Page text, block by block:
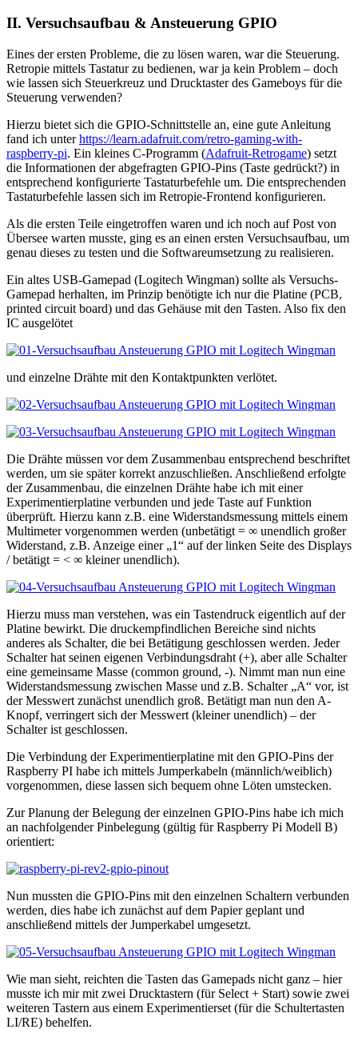
II. Versuchsaufbau & Ansteuerung GPIO
Eines der ersten Probleme, die zu lösen waren, war die Steuerung.
Retropie mittels Tastatur zu bedienen, war ja kein Problem – doch
wie lassen sich Steuerkreuz und Drucktaster des Gameboys für die
Steuerung verwenden?
Hierzu bietet sich die GPIO-Schnittstelle an, eine gute Anleitung
fand ich unterhttps://learn.adafruit.com/retro-gaming-with-
raspberry-pi. Ein kleines C-Programm (Adafruit-Retrogame) setzt
die Informationen der abgefragten GPIO-Pins (Taste gedrückt?) in
entsprechend konfigurierte Tastaturbefehle um. Die entsprechenden
Tastaturbefehle lassen sich im Retropie-Frontend konfigurieren.
Als die ersten Teile eingetroffen waren und ich noch auf Post von
Übersee warten musste, ging es an einen ersten Versuchsaufbau, um
genau dieses zu testen und die Softwareumsetzung zu realisieren.
Ein altes USB-Gamepad (Logitech Wingman) sollte als Versuchs-
Gamepad herhalten, im Prinzip benötigte ich nur die Platine (PCB,
printed circuit board) und das Gehäuse mit den Tasten. Also fix den
IC ausgelötet
und einzelne Drähte mit den Kontaktpunkten verlötet.
Die Drähte müssen vor dem Zusammenbau entsprechend beschriftet
werden, um sie später korrekt anzuschließen. Anschließend erfolgte
der Zusammenbau, die einzelnen Drähte habe ich mit einer
Experimentierplatine verbunden und jede Taste auf Funktion
überprüft. Hierzu kann z.B. eine Widerstandsmessung mittels einem
Multimeter vorgenommen werden (unbetätigt = ∞ unendlich großer
Widerstand, z.B. Anzeige einer „1“ auf der linken Seite des Displays
/ betätigt = < ∞ kleiner unendlich).
Hierzu muss man verstehen, was ein Tastendruck eigentlich auf der
Platine bewirkt. Die druckempfindlichen Bereiche sind nichts
anderes als Schalter, die bei Betätigung geschlossen werden. Jeder
Schalter hat seinen eigenen Verbindungsdraht (+), aber alle Schalter
eine gemeinsame Masse (common ground, -). Nimmt man nun eine
Widerstandsmessung zwischen Masse und z.B. Schalter „A“ vor, ist
der Messwert zunächst unendlich groß. Betätigt man nun den A-
Knopf, verringert sich der Messwert (kleiner unendlich) – der
Schalter ist geschlossen.
Die Verbindung der Experimentierplatine mit den GPIO-Pins der
Raspberry PI habe ich mittels Jumperkabeln (männlich/weiblich)
vorgenommen, diese lassen sich bequem ohne Löten umstecken.
Zur Planung der Belegung der einzelnen GPIO-Pins habe ich mich
an nachfolgender Pinbelegung (gültig für Raspberry Pi Modell B)
orientiert:
Nun mussten die GPIO-Pins mit den einzelnen Schaltern verbunden
werden, dies habe ich zunächst auf dem Papier geplant und
anschließend mittels der Jumperkabel umgesetzt.
Wie man sieht, reichten die Tasten das Gamepads nicht ganz – hier
musste ich mir mit zwei Drucktastern (für Select + Start) sowie zwei
weiteren Tastern aus einem Experimentierset (für die Schultertasten
LI/RE) behelfen.